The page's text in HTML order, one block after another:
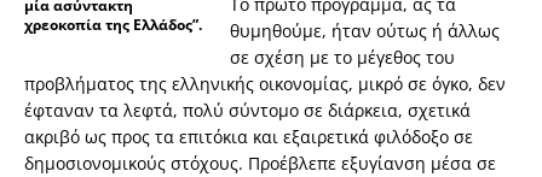
μία ασύντακτη
χρεοκοπία της Ελλάδος”.
θυμηθούμε, ήταν ούτως ή άλλως
σε σχέση με το μέγεθος του
προβλήματος της ελληνικής οικονομίας, μικρό σε όγκο, δεν
έφταναν τα λεφτά, πολύ σύντομο σε διάρκεια, σχετικά
ακριβό ως προς τα επιτόκια και εξαιρετικά φιλόδοξο σε
δημοσιονομικούς στόχους. Προέβλεπε εξυγίανση μέσα σε